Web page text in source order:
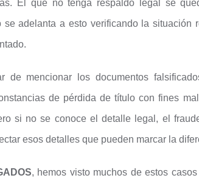
El que no tenga respaldo legal se
se adelanta a esto verificando la situación
de mencionar los documentos
de pérdida de título con fines
si no se conoce el detalle legal, el
esos detalles que pueden marcar la
, hemos visto muchos de estos